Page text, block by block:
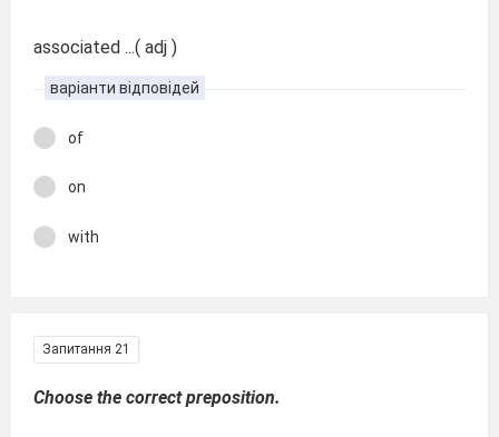
associated ...( adj )
варіанти відповідей
of
on
with
Запитання 21
Choose the correct preposition.